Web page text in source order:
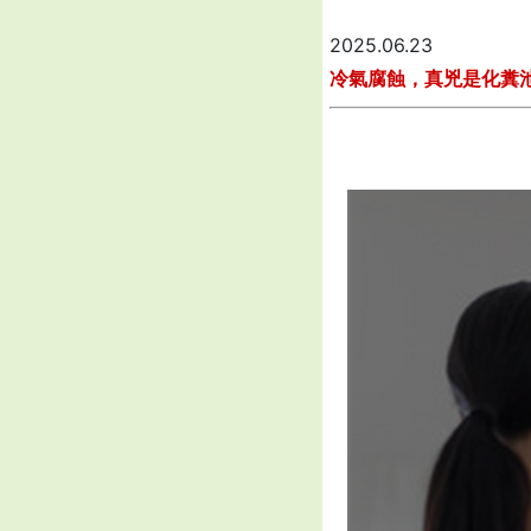
2025.06.23
冷氣腐蝕，真兇是化糞